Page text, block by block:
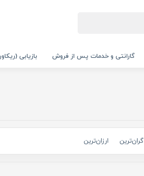
گارانتی و خدمات پس از فروش بازیابی
گران‌ترین ارزان‌ترین